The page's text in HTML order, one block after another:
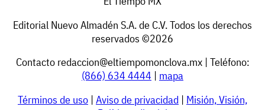
Editorial Nuevo Almadén S.A. de C.V. Todos los derechos
reservados ©2026
Contacto redaccion@eltiempomonclova.mx| Teléfono:
(866) 634 4444 | mapa
Términos de uso | Aviso de privacidad | Misión, Visión,